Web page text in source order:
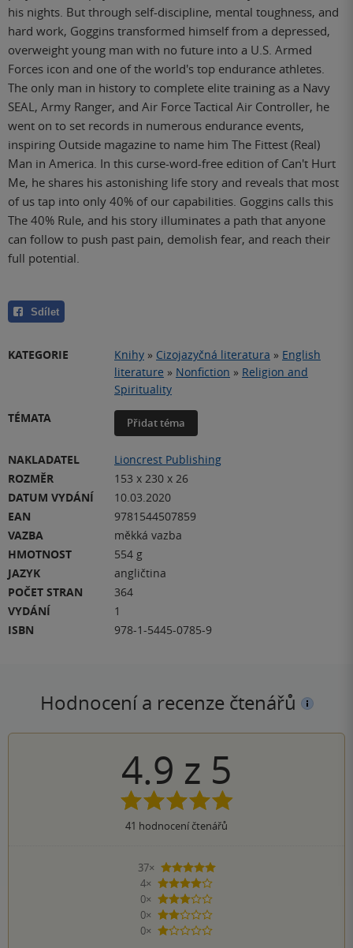
his nights. But through self-discipline, mental toughness, and
hard work, Goggins transformed himself from a depressed,
overweight young man with no future into a U.S. Armed
Forces icon and one of the world's top endurance athletes.
The only man in history to complete elite training as a Navy
SEAL, Army Ranger, and Air Force Tactical Air Controller, he
went on to set records in numerous endurance events,
inspiring Outside magazine to name him The Fittest (Real)
Man in America. In this curse-word-free edition of Can't Hurt
Me, he shares his astonishing life story and reveals that most
of us tap into only 40% of our capabilities. Goggins calls this
The 40% Rule, and his story illuminates a path that anyone
can follow to push past pain, demolish fear, and reach their
full potential.
Sdílet
KATEGORIE Knihy » Cizojazyčná literatura » English
literature » Nonfiction » Religion and
Spirituality
TÉMATA
Přidat téma
NAKLADATEL
Lioncrest Publishing
ROZMĚR
153 x 230 x 26
DATUM VYDÁNÍ
10.03.2020
EAN
9781544507859
VAZBA
měkká vazba
HMOTNOST
554 g
JAZYK
angličtina
POČET STRAN
364
VYDÁNÍ
1
ISBN
978-1-5445-0785-9
Hodnocení a recenze čtenářů
4.9 z 5
41 hodnocení čtenářů
37×
5 hvězdiček
4×
4 hvězdičky
0×
3 hvězdičky
0×
2 hvězdičky
0×
1 hvezdička